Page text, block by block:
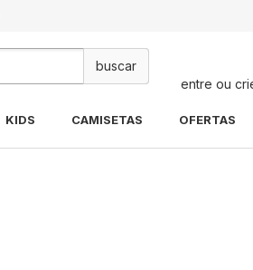
entre ou
KIDS CAMISETAS OFERTAS